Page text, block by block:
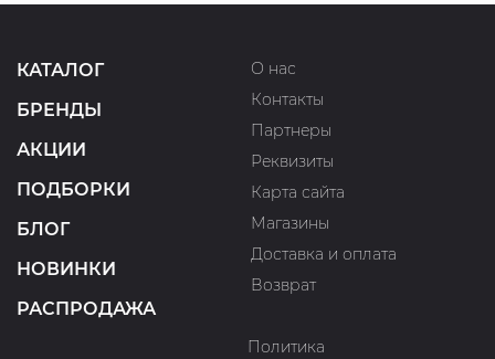
КАТАЛОГ
БРЕНДЫ
АКЦИИ
ПОДБОРКИ
БЛОГ
НОВИНКИ
РАСПРОДАЖА
О нас
Контакты
Партнеры
Реквизиты
Карта сайта
Магазины
Доставка и оплата
Возврат
Политика